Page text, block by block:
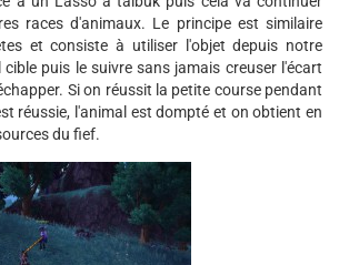
races d'animaux. Le principe est similaire
et consiste à utiliser l'objet depuis notre
puis le suivre sans jamais creuser l'écart
Si on réussit la petite course pendant
réussie, l'animal est dompté et on obtient en
du fief.